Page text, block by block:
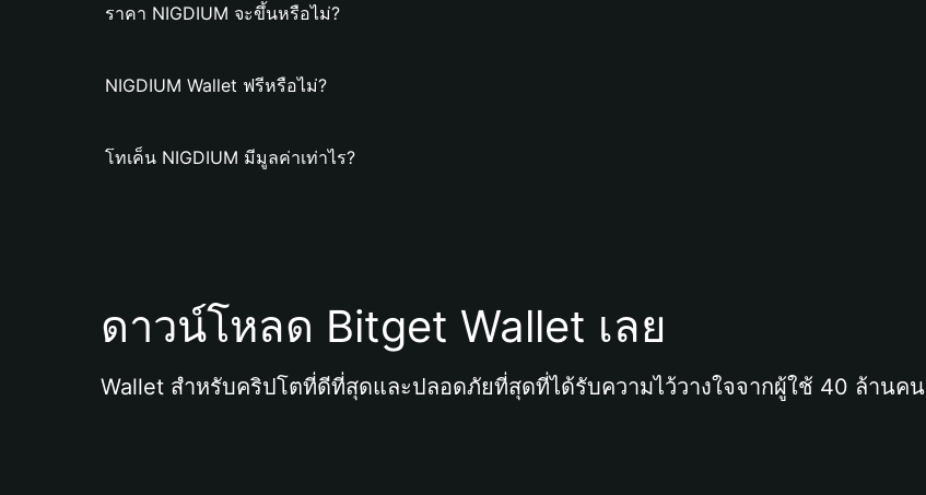
ราคา NIGDIUM จะขึ้นหรือไม่?
NIGDIUM Wallet ฟรีหรือไม่?
โทเค็น NIGDIUM มีมูลค่าเท่าไร?
ดาวน์โหลด Bitget Wallet เลย
Wallet สำหรับคริปโตที่ดีที่สุดและปลอดภัยที่สุดที่ได้รับความไว้วางใจจากผู้ใช้ 40 ล้านคน